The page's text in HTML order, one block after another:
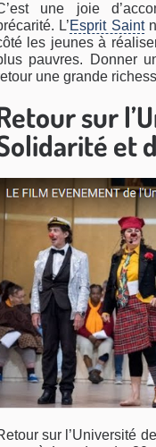
une joie
L’Esprit Saint
les jeunes à
pauvres. Donner
une grande
sur
et
sur l’Université